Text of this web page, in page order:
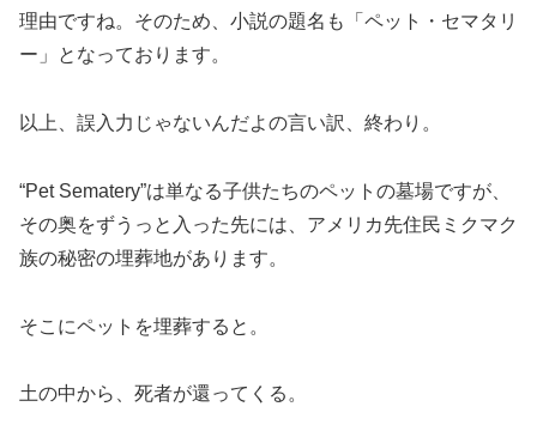
理由ですね。そのため、小説の題名も「ペット・セマタリ
ー」となっております。
以上、誤入力じゃないんだよの言い訳、終わり。
“Pet Sematery”は単なる子供たちのペットの墓場ですが、
その奥をずうっと入った先には、アメリカ先住民ミクマク
族の秘密の埋葬地があります。
そこにペットを埋葬すると。
土の中から、死者が還ってくる。